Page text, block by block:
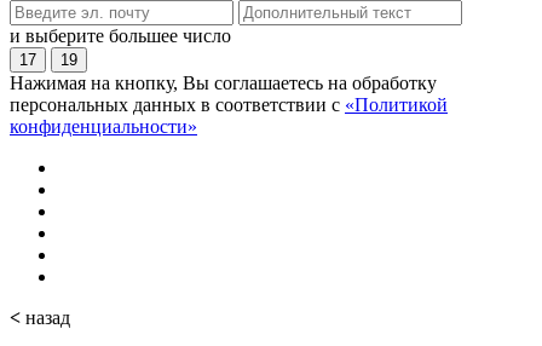
и выберите большее число
17 19
Нажимая на кнопку, Вы соглашаетесь на обработку
персональных данных в соответствии с «Политикой
конфиденциальности»
< назад